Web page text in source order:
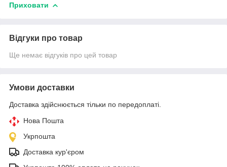
Приховати
Відгуки про товар
Ще немає відгуків про цей товар
Умови доставки
Доставка здійснюється тільки по передоплаті.
Нова Пошта
Укрпошта
Доставка кур'єром